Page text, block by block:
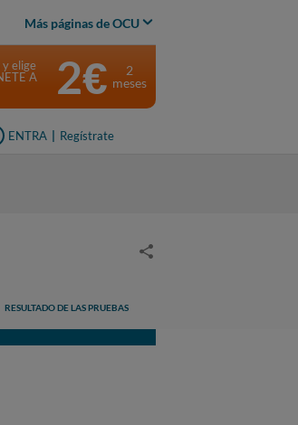
Más páginas de OCU
ENTRA Regístrate
elige
A
2€
2
meses
RESULTADO DE LAS PRUEBAS